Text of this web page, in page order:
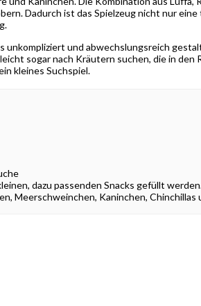
Dadurch ist das Spielzeug nicht nur
unkompliziert und abwechslungsreich
sogar nach Kräutern suchen, die in
kleines Suchspiel.
dazu passenden Snacks gefüllt
Meerschweinchen, Kaninchen, Chinchillas